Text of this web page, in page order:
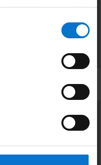
hàbits de navegació).
lloc web de la